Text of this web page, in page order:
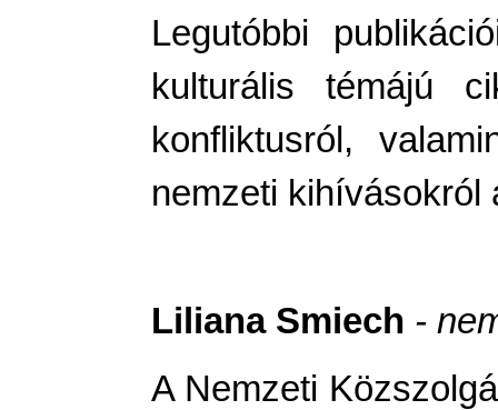
Legutóbbi
kulturális témájú
konfliktusról,
nemzeti kihívásokról
Liliana Smiech -
A Nemzeti